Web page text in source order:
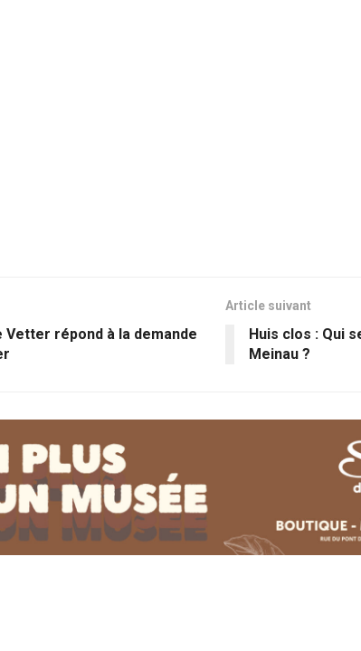
Vetter répond à la demande
Article suivant
Huis clos : Qui
Meinau ?